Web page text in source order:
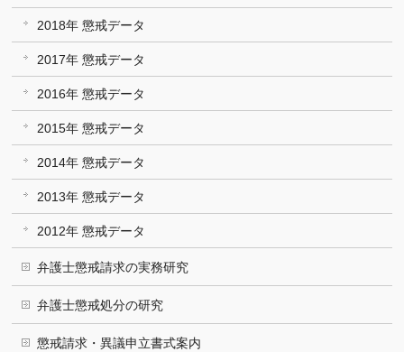
2018年 懲戒データ
2017年 懲戒データ
2016年 懲戒データ
2015年 懲戒データ
2014年 懲戒データ
2013年 懲戒データ
2012年 懲戒データ
弁護士懲戒請求の実務研究
弁護士懲戒処分の研究
懲戒請求・異議申立書式案内